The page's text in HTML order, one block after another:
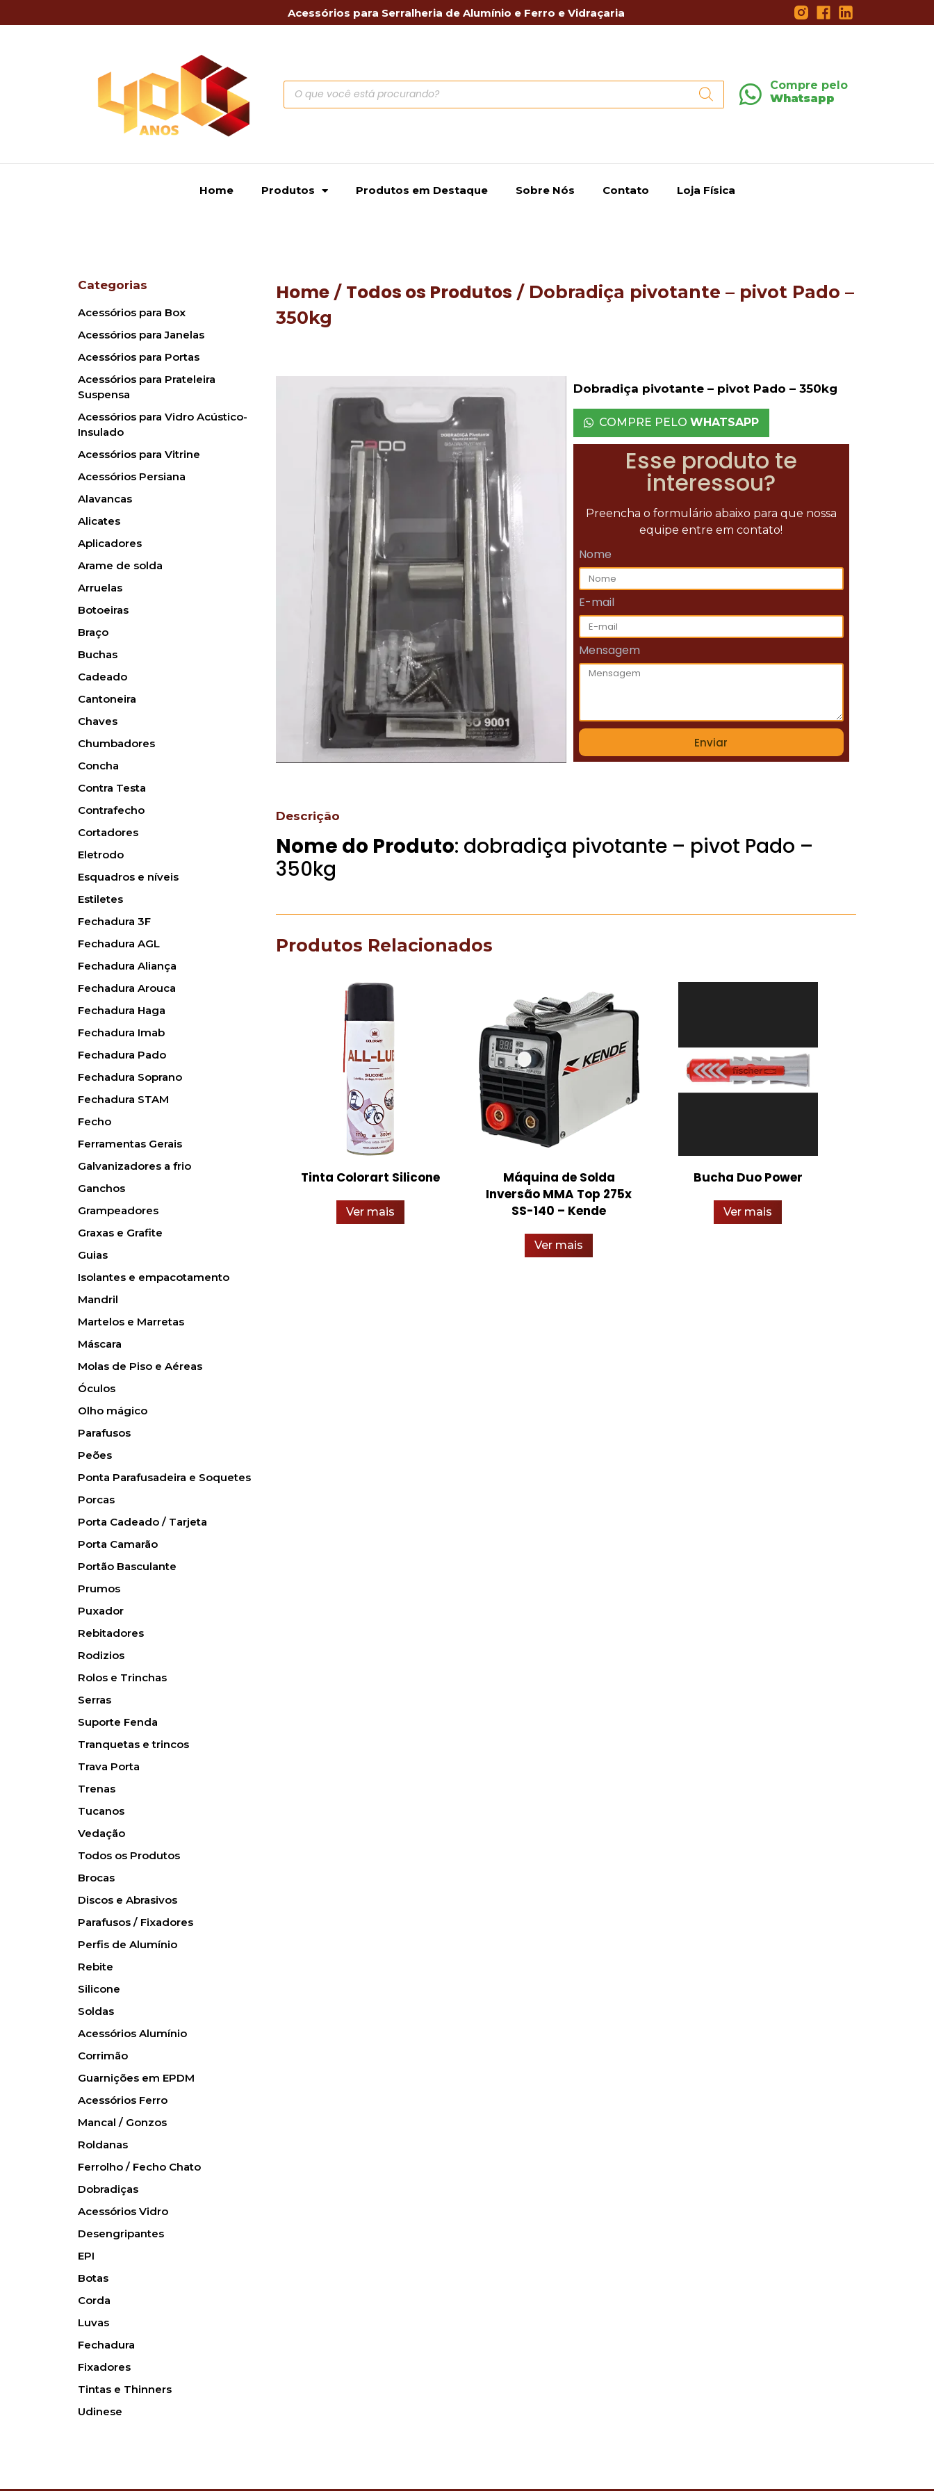
Acessórios para Serralheria de Alumínio e Ferro e Vidraçaria
Compre pelo
Whatsapp
Home Produtos Produtos em Destaque Sobre Nós Contato Loja Física
Categorias
Acessórios para Box
Acessórios para Janelas
Acessórios para Portas
Acessórios para Prateleira
Suspensa
Acessórios para Vidro Acústico-
Insulado
Acessórios para Vitrine
Acessórios Persiana
Alavancas
Alicates
Aplicadores
Arame de solda
Arruelas
Botoeiras
Braço
Buchas
Cadeado
Cantoneira
Chaves
Chumbadores
Concha
Contra Testa
Contrafecho
Cortadores
Eletrodo
Esquadros e níveis
Estiletes
Fechadura 3F
Fechadura AGL
Fechadura Aliança
Fechadura Arouca
Fechadura Haga
Fechadura Imab
Fechadura Pado
Fechadura Soprano
Fechadura STAM
Fecho
Ferramentas Gerais
Galvanizadores a frio
Ganchos
Grampeadores
Graxas e Grafite
Guias
Isolantes e empacotamento
Mandril
Martelos e Marretas
Máscara
Molas de Piso e Aéreas
Óculos
Olho mágico
Parafusos
Peões
Ponta Parafusadeira e Soquetes
Porcas
Porta Cadeado / Tarjeta
Porta Camarão
Portão Basculante
Prumos
Puxador
Rebitadores
Rodizios
Rolos e Trinchas
Serras
Suporte Fenda
Tranquetas e trincos
Trava Porta
Trenas
Tucanos
Vedação
Todos os Produtos
Brocas
Discos e Abrasivos
Parafusos / Fixadores
Perfis de Alumínio
Rebite
Silicone
Soldas
Acessórios Alumínio
Corrimão
Guarnições em EPDM
Acessórios Ferro
Mancal / Gonzos
Roldanas
Ferrolho / Fecho Chato
Dobradiças
Acessórios Vidro
Desengripantes
EPI
Botas
Corda
Luvas
Fechadura
Fixadores
Tintas e Thinners
Udinese
Home / Todos os Produtos / Dobradiça pivotante – pivot Pado –
350kg
Dobradiça pivotante – pivot Pado – 350kg
COMPRE PELO WHATSAPP
Esse produto te
interessou?
Preencha o formulário abaixo para que nossa
equipe entre em contato!
Nome
E-mail
Mensagem
Enviar
Descrição
Nome do Produto: dobradiça pivotante – pivot Pado –
350kg
Produtos Relacionados
Tinta Colorart Silicone
Ver mais
Máquina de Solda
Inversão MMA Top 275x
SS-140 – Kende
Ver mais
Bucha Duo Power
Ver mais